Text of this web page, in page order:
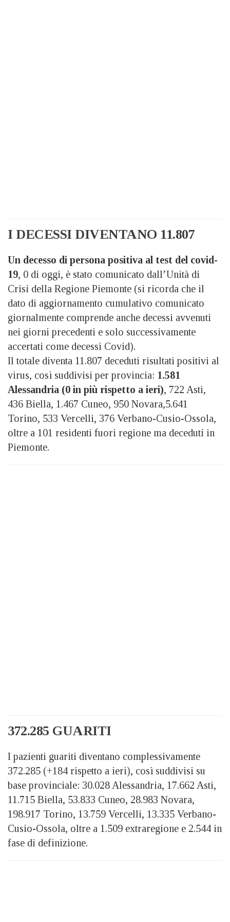
I DECESSI DIVENTANO 11.807
Un decesso di persona positiva al test del covid-
19, 0 di oggi, è stato comunicato dall’Unità di
Crisi della Regione Piemonte (si ricorda che il
dato di aggiornamento cumulativo comunicato
giornalmente comprende anche decessi avvenuti
nei giorni precedenti e solo successivamente
accertati come decessi Covid).
Il totale diventa 11.807 deceduti risultati positivi al
virus, così suddivisi per provincia: 1.581
Alessandria (0 in più rispetto a ieri), 722 Asti,
436 Biella, 1.467 Cuneo, 950 Novara,5.641
Torino, 533 Vercelli, 376 Verbano-Cusio-Ossola,
oltre a 101 residenti fuori regione ma deceduti in
Piemonte.
372.285 GUARITI
I pazienti guariti diventano complessivamente
372.285 (+184 rispetto a ieri), così suddivisi su
base provinciale: 30.028 Alessandria, 17.662 Asti,
11.715 Biella, 53.833 Cuneo, 28.983 Novara,
198.917 Torino, 13.759 Vercelli, 13.335 Verbano-
Cusio-Ossola, oltre a 1.509 extraregione e 2.544 in
fase di definizione.